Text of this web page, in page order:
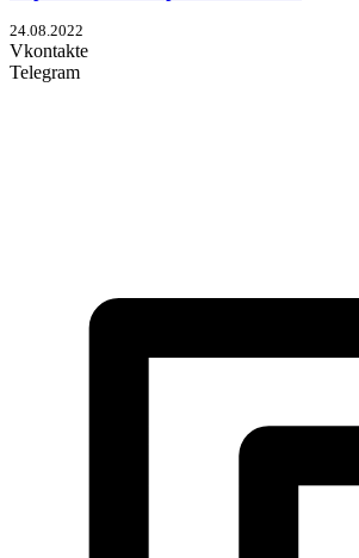
24.08.2022
Vkontakte
Telegram